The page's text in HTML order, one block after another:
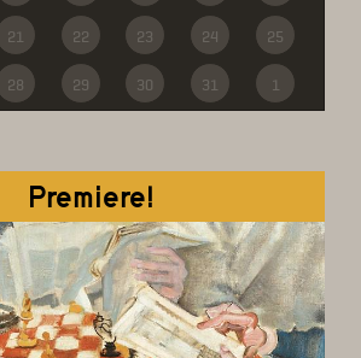
21 22 23 24 25
28 29 30 31 1
Premiere!